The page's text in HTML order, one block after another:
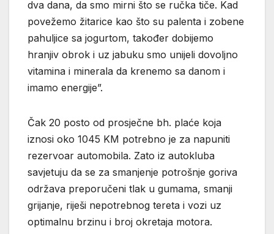
dva dana, da smo mirni što se ručka tiče. Kad
povežemo žitarice kao što su palenta i zobene
pahuljice sa jogurtom, također dobijemo
hranjiv obrok i uz jabuku smo unijeli dovoljno
vitamina i minerala da krenemo sa danom i
imamo energije”.
Čak 20 posto od prosječne bh. plaće koja
iznosi oko 1045 KM potrebno je za napuniti
rezervoar automobila. Zato iz autokluba
savjetuju da se za smanjenje potrošnje goriva
održava preporučeni tlak u gumama, smanji
grijanje, riješi nepotrebnog tereta i vozi uz
optimalnu brzinu i broj okretaja motora.